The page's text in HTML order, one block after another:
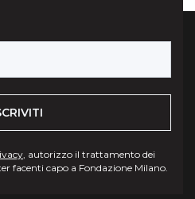
, autorizzo il trattamento dei
facenti capo a Fondazione Milano.